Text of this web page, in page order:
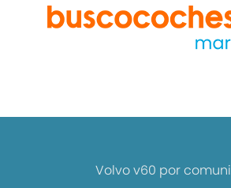
Volvo v60 por